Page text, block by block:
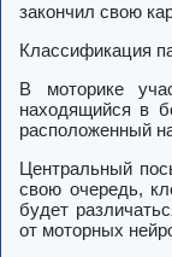
закончил свою
Классификация
В моторике
находящийся в
расположенный
Центральный
свою очередь,
будет
от моторных